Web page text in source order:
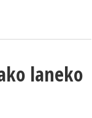
laneko